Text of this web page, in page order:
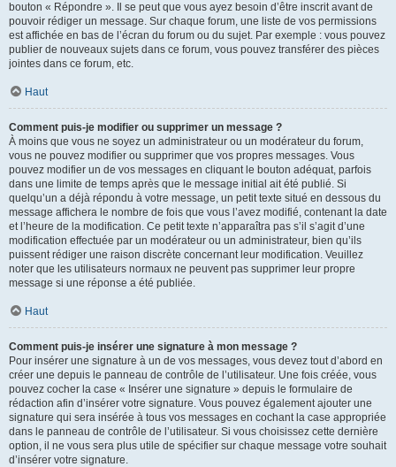
bouton « Répondre ». Il se peut que vous ayez besoin d’être inscrit avant de
pouvoir rédiger un message. Sur chaque forum, une liste de vos permissions
est affichée en bas de l’écran du forum ou du sujet. Par exemple : vous pouvez
publier de nouveaux sujets dans ce forum, vous pouvez transférer des pièces
jointes dans ce forum, etc.
Haut
Comment puis-je modifier ou supprimer un message ?
À moins que vous ne soyez un administrateur ou un modérateur du forum,
vous ne pouvez modifier ou supprimer que vos propres messages. Vous
pouvez modifier un de vos messages en cliquant le bouton adéquat, parfois
dans une limite de temps après que le message initial ait été publié. Si
quelqu’un a déjà répondu à votre message, un petit texte situé en dessous du
message affichera le nombre de fois que vous l’avez modifié, contenant la date
et l’heure de la modification. Ce petit texte n’apparaîtra pas s’il s’agit d’une
modification effectuée par un modérateur ou un administrateur, bien qu’ils
puissent rédiger une raison discrète concernant leur modification. Veuillez
noter que les utilisateurs normaux ne peuvent pas supprimer leur propre
message si une réponse a été publiée.
Haut
Comment puis-je insérer une signature à mon message ?
Pour insérer une signature à un de vos messages, vous devez tout d’abord en
créer une depuis le panneau de contrôle de l’utilisateur. Une fois créée, vous
pouvez cocher la case « Insérer une signature » depuis le formulaire de
rédaction afin d’insérer votre signature. Vous pouvez également ajouter une
signature qui sera insérée à tous vos messages en cochant la case appropriée
dans le panneau de contrôle de l’utilisateur. Si vous choisissez cette dernière
option, il ne vous sera plus utile de spécifier sur chaque message votre souhait
d’insérer votre signature.